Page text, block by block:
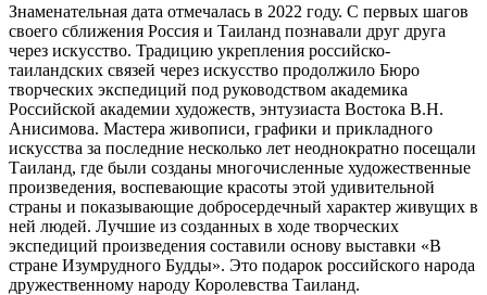
Знаменательная дата отмечалась в 2022 году. С первых шагов
своего сближения Россия и Таиланд познавали друг друга
через искусство. Традицию укрепления российско-
таиландских связей через искусство продолжило Бюро
творческих экспедиций под руководством академика
Российской академии художеств, энтузиаста Востока В.Н.
Анисимова. Мастера живописи, графики и прикладного
искусства за последние несколько лет неоднократно посещали
Таиланд, где были созданы многочисленные художественные
произведения, воспевающие красоты этой удивительной
страны и показывающие добросердечный характер живущих в
ней людей. Лучшие из созданных в ходе творческих
экспедиций произведения составили основу выставки «В
стране Изумрудного Будды». Это подарок российского народа
дружественному народу Королевства Таиланд.